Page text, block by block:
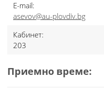
E-mail:
asevov@au-plovdiv.bg
Кабинет:
203
Приемно време: